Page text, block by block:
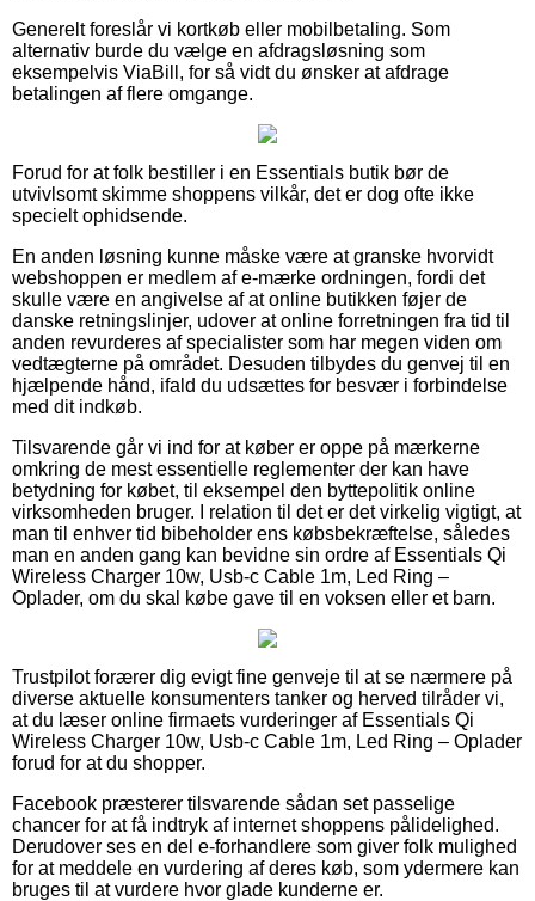
Generelt foreslår vi kortkøb eller mobilbetaling. Som
alternativ burde du vælge en afdragsløsning som
eksempelvis ViaBill, for så vidt du ønsker at afdrage
betalingen af flere omgange.
Forud for at folk bestiller i en Essentials butik bør de
utvivlsomt skimme shoppens vilkår, det er dog ofte ikke
specielt ophidsende.
En anden løsning kunne måske være at granske hvorvidt
webshoppen er medlem af e-mærke ordningen, fordi det
skulle være en angivelse af at online butikken føjer de
danske retningslinjer, udover at online forretningen fra tid til
anden revurderes af specialister som har megen viden om
vedtægterne på området. Desuden tilbydes du genvej til en
hjælpende hånd, ifald du udsættes for besvær i forbindelse
med dit indkøb.
Tilsvarende går vi ind for at køber er oppe på mærkerne
omkring de mest essentielle reglementer der kan have
betydning for købet, til eksempel den byttepolitik online
virksomheden bruger. I relation til det er det virkelig vigtigt, at
man til enhver tid bibeholder ens købsbekræftelse, således
man en anden gang kan bevidne sin ordre af Essentials Qi
Wireless Charger 10w, Usb-c Cable 1m, Led Ring –
Oplader, om du skal købe gave til en voksen eller et barn.
Trustpilot forærer dig evigt fine genveje til at se nærmere på
diverse aktuelle konsumenters tanker og herved tilråder vi,
at du læser online firmaets vurderinger af Essentials Qi
Wireless Charger 10w, Usb-c Cable 1m, Led Ring – Oplader
forud for at du shopper.
Facebook præsterer tilsvarende sådan set passelige
chancer for at få indtryk af internet shoppens pålidelighed.
Derudover ses en del e-forhandlere som giver folk mulighed
for at meddele en vurdering af deres køb, som ydermere kan
bruges til at vurdere hvor glade kunderne er.